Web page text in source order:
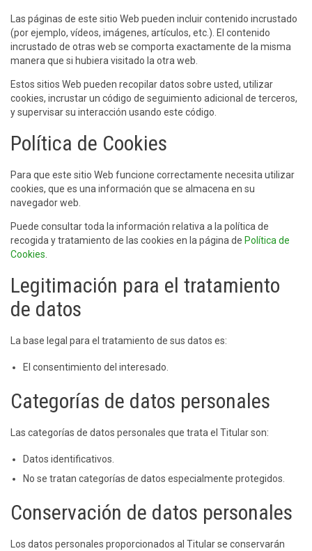
Las páginas de este sitio Web pueden incluir contenido incrustado
(por ejemplo, vídeos, imágenes, artículos, etc.). El contenido
incrustado de otras web se comporta exactamente de la misma
manera que si hubiera visitado la otra web.
Estos sitios Web pueden recopilar datos sobre usted, utilizar
cookies, incrustar un código de seguimiento adicional de terceros,
y supervisar su interacción usando este código.
Política de Cookies
Para que este sitio Web funcione correctamente necesita utilizar
cookies, que es una información que se almacena en su
navegador web.
Puede consultar toda la información relativa a la política de
recogida y tratamiento de las cookies en la página de Política de
Cookies
Legitimación para el tratamiento
de datos
La base legal para el tratamiento de sus datos es:
El consentimiento del interesado.
Categorías de datos personales
Las categorías de datos personales que trata el Titular son:
Datos identificativos.
No se tratan categorías de datos especialmente protegidos.
Conservación de datos personales
Los datos personales proporcionados al Titular se conservarán